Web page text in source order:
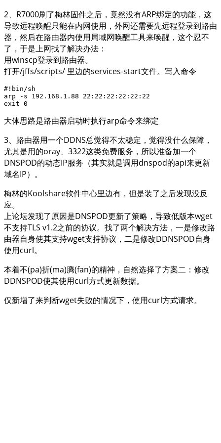
2、R7000刷了梅林固件之后，竟然没有ARP绑定的功能，这
导致远程唤醒只能在内网使用，外网还需要先远程登录到路由
器，然后在路由器内使用局域网唤醒工具来唤醒，这个忍不
了，于是上网找了解决办法：
用winscp登录到路由器。
打开/jffs/scripts/ 里边的services-start文件。写入命令
#!bin/sh
arp -s 192.168.1.88 22:22:22:22:22:22
exit 0
大体思路是路由器启动时执行arp命令来绑定
3、路由器用一个DDNS总觉得不太稳定，觉得没什么保障，
尤其是用的oray、3322这类免费服务，所以准备加一个
DNSPOD的动态IP服务（其实就是调用dnspod的api来更新
域名IP）。
梅林的Koolshare软件中心里边有，但是装了之后发现没反
应。
上论坛发现了原因是DNSPOD更新了策略，导致低版本wget
不支持TLS v1.2之前的协议。找了两个解决方法，一是修改路
由器自身使其支持wget支持协议，二是修改DDNSPOD自身
使用curl。
本着不(pa)折(ma)腾(fan)的精神，自然选择了方案二：修改
DDNSPOD使其使用curl方式更新数据。
仅新增了来判断wget失败的情况下，使用curl方式请求。